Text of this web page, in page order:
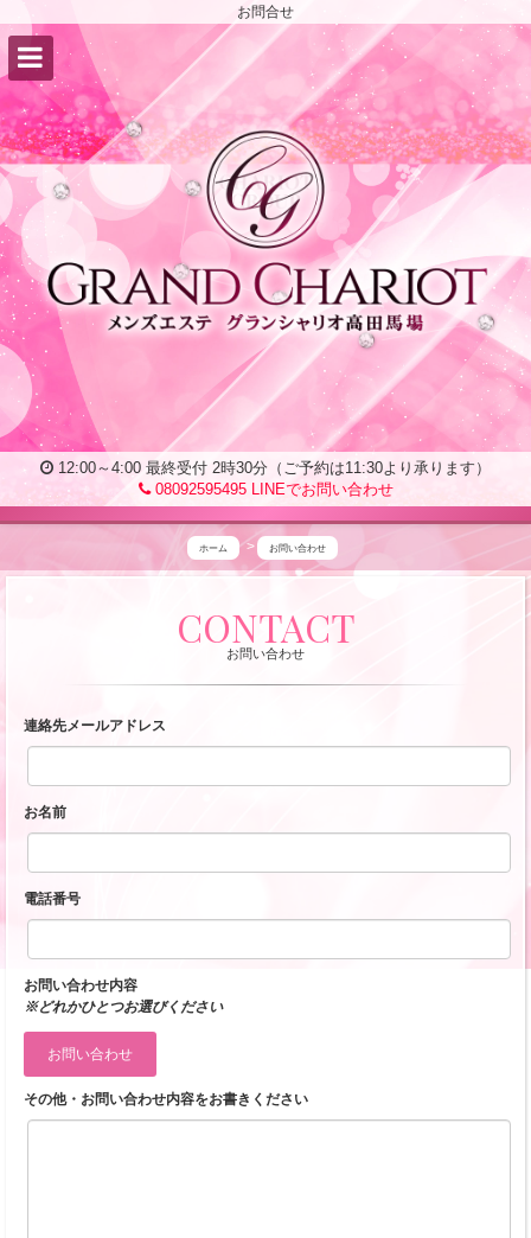
お問合せ
12:00～4:00 最終受付 2時30分（ご予約は11:30より承ります）
08092595495
LINEでお問い合わせ
ホーム お問い合わせ
場
グ
ラ
ン
シ
ャ
リ
オ
へ
の
ご
CONTACT
お問い合わせ
連絡先メールアドレス
お名前
電話番号
お問い合わせ内容
※どれかひとつお選びください
お問い合わせ
その他・お問い合わせ内容をお書きください